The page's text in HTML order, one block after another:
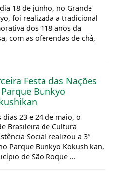
18 de junho, no Grande
foi realizada a tradicional
dos 118 anos da
com as oferendas de chá,
Festa das Nações
Bunkyo
dias 23 e 24 de maio, o
Brasileira de Cultura
Social realizou a 3ª
Parque Bunkyo Kokushikan,
de São Roque ...